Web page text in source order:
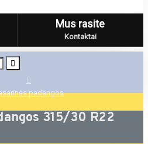
Mus rasite
Kontaktai
padangos
315/30 R22